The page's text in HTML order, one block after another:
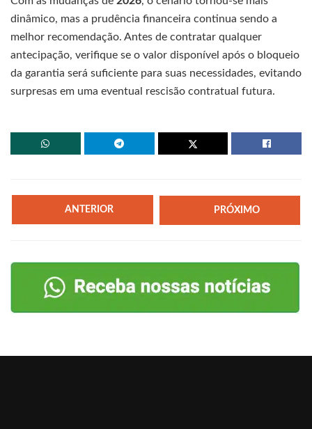
dinâmico, mas a prudência financeira continua sendo a
melhor recomendação. Antes de contratar qualquer
antecipação, verifique se o valor disponível após o bloqueio
da garantia será suficiente para suas necessidades, evitando
surpresas em uma eventual rescisão contratual futura.
ANTERIOR PRÓXIMO